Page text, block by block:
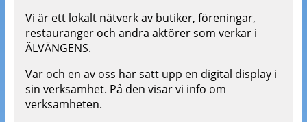
Vi är ett lokalt nätverk av butiker, föreningar,
restauranger och andra aktörer som verkar i
ÄLVÄNGENS.
Var och en av oss har satt upp en digital display i
sin verksamhet. På den visar vi info om
verksamheten.